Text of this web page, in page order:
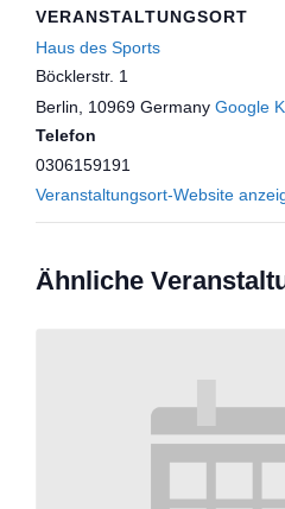
VERANSTALTUNGSORT
Haus des Sports
Böcklerstr. 1
Berlin
10969 Germany Google
Telefon
0306159191
Veranstaltungsort-Website
Ähnliche